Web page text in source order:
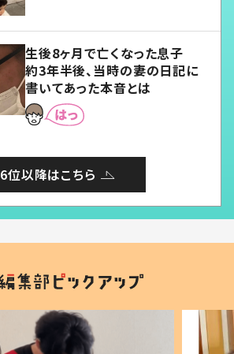
生後8ヶ月で亡くなった息子
約3年半後、当時の妻の日記に
書いてあった本音とは
6位以降はこちら